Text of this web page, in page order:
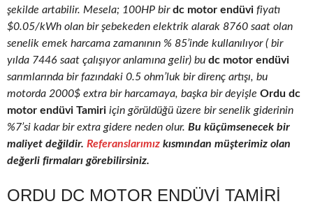
şekilde artabilir. Mesela; 100HP birdc motor endüvi fiyatı
$0.05/kWh olan bir şebekeden elektrik alarak 8760 saat olan
senelik emek harcama zamanının % 85’inde kullanılıyor ( bir
yılda 7446 saat çalışıyor anlamına gelir) bu dc motor endüvi
sarımlarında bir fazındaki 0.5 ohm’luk bir direnç artışı, bu
motorda 2000$ extra bir harcamaya, başka bir deyişle Ordu dc
motor endüvi Tamiri için görüldüğü üzere bir senelik giderinin
%7’si kadar bir extra gidere neden olur. Bu küçümsenecek bir
maliyet değildir. Referanslarımız kısmından müşterimiz olan
değerli firmaları görebilirsiniz.
ORDU DC MOTOR ENDÜVI TAMIRI